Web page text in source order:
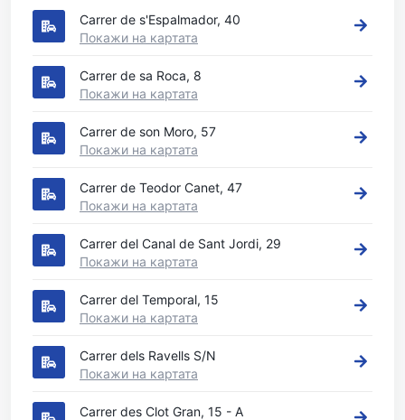
Carrer de s'Espalmador, 40
Покажи на картата
Carrer de sa Roca, 8
Покажи на картата
Carrer de son Moro, 57
Покажи на картата
Carrer de Teodor Canet, 47
Покажи на картата
Carrer del Canal de Sant Jordi, 29
Покажи на картата
Carrer del Temporal, 15
Покажи на картата
Carrer dels Ravells S/N
Покажи на картата
Carrer des Clot Gran, 15 - A